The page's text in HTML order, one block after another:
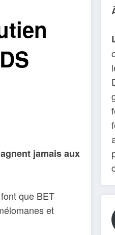
jamais aux
que BET
et